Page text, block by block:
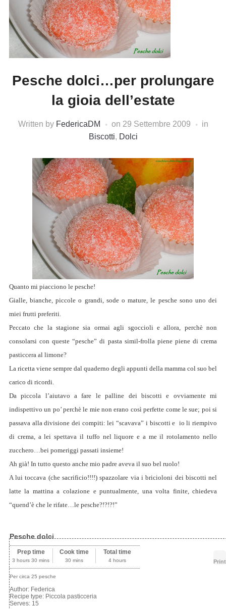
Pesche dolci…per prolungare
la gioia dell’estate
Written by FedericaDM on 29 Settembre 2009
in
Biscotti, Dolci
Quanto mi piacciono le pesche!
Gialle, bianche, piccole o grandi, sode o mature, le pesche sono uno dei
miei frutti preferiti.
Peccato che la stagione sia ormai agli sgoccioli e allora, perchè non
consolarsi con queste “pesche” di pasta simil-frolla piene piene di crema
pasticcera al limone?
La ricetta viene sempre dal quaderno degli appunti della mamma col suo bel
carico di ricordi.
Da piccola l’aiutavo a fare le palline dei biscotti e ovviamente mi
indispettivo un po’ perchè le mie non erano così perfette come le sue; poi si
passava alla divisione dei compiti: lei “scavava” i biscotti e io li riempivo
di crema, a lei spettava il tuffo nel liquore e a me il rotolamento nello
zucchero…bei pomeriggi passati insieme!
Ah già! In tutto questo anche mio padre aveva il suo bel ruolo!
A lui toccava (che sacrificio!!!!) spazzolare via i bricioloni dei biscotti nel
latte la mattina a colazione e puntualmente, una volta finite, chiedeva
“quend’è che le rifate…le pesche?!?!?!”
Pesche dolci
Print
Prep time
3 hours 30 mins
Cook time
30 mins
Total time
4 hours
Per circa 25 pesche
Author: Federica
Recipe type: Piccola pasticceria
Serves: 15